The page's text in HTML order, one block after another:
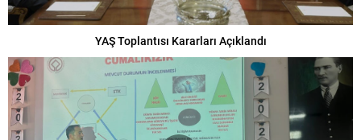
YAŞ Toplantısı Kararları Açıklandı